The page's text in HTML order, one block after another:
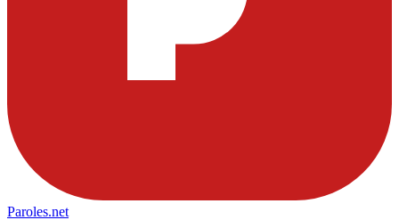
Paroles.net